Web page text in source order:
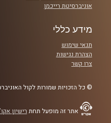
הפרק נוגע בסיפורים
חוסן בפועל, יחד עם ראיונות
והספורט.
בפרק ראיינתי את יסמין
אוהד נחום, ד"ר רועי סמואל, מר
קרדיט תמונות:
AudioVersity
אוניברסיטת רייכמן
מידע כללי
תנאי שימוש
הצהרת נגישות
צרו קשר
© כל הזכויות שמורות לקול
אתר זה מופעל תחת רישיון